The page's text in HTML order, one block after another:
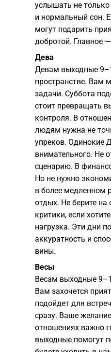
услышать не
и нормальный сон.
могут подарить
добротой. Главное
Дева
Девам выходные
пространстве. Вам
задачи. Суббота
стоит превращать
контроля. В
людям нужна не
упреков. Одинокие
внимательного. Не
сценарию. В
Но не нужно
в более медленном
отдых. Не берите на
критики, если
нагрузка. Эти дни
аккуратность и
вины.
Весы
Весам выходные
Вам захочется
подойдет для
сразу. Ваше
отношениях важно
выходные помогут